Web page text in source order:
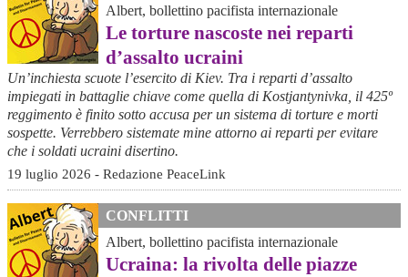
Albert, bollettino pacifista internazionale
Le torture nascoste nei reparti
d’assalto ucraini
Un’inchiesta scuote l’esercito di Kiev. Tra i reparti d’assalto
impiegati in battaglie chiave come quella di Kostjantynivka, il 425º
reggimento è finito sotto accusa per un sistema di torture e morti
sospette. Verrebbero sistemate mine attorno ai reparti per evitare
che i soldati ucraini disertino.
19 luglio 2026 - Redazione PeaceLink
CONFLITTI
Albert, bollettino pacifista internazionale
Ucraina: la rivolta delle piazze